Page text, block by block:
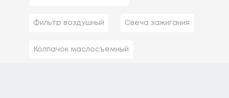
Фильтр воздушный Свеча зажигания
Колпачок маслосъемный